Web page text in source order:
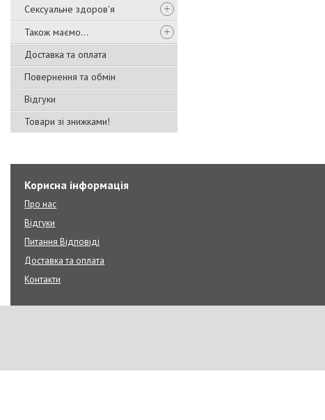
Сексуальне здоров'я
Також маємо...
Доставка та оплата
Повернення та обмін
Відгуки
Товари зі знижками!
Корисна інформація
Про нас
Відгуки
Питання Відповіді
Доставка та оплата
Контакти